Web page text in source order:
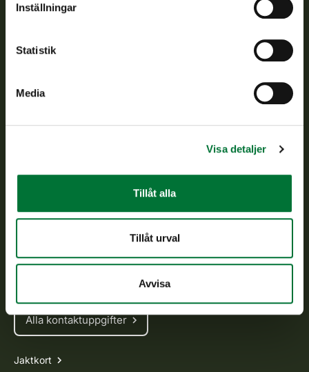
Inställningar
Statistik
Media
Visa detaljer
Tillåt alla
Tillåt urval
Avvisa
jaktvårdsföreningarnas verksamhet, ser till att viltpolitiken
verkställs och svarar för de offentliga förvaltningsuppgifter
Vardagar kl. 9–15
Alla kontaktuppgifter
Jaktkort